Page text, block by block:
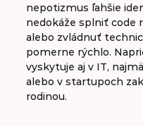
nepotizmus ľahšie
nedokáže splniť code
alebo zvládnuť
pomerne rýchlo.
vyskytuje aj v IT,
alebo v startupoch
rodinou.